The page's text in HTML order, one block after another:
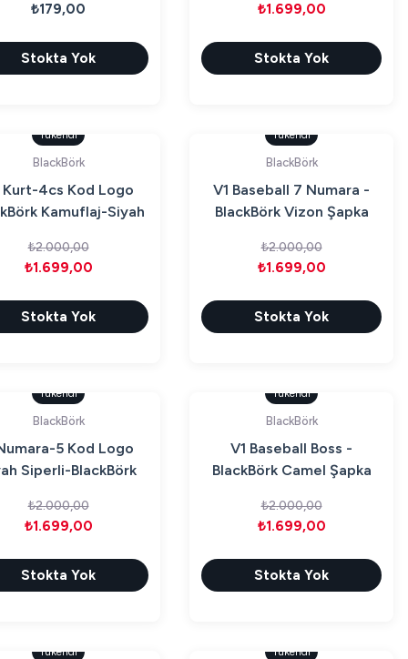
₺179,00
Stokta Yok
₺1.699,00
Stokta Yok
Tükendi
BlackBörk
Kurt-4cs Kod Logo
Kamuflaj-Siyah
₺2.000,00
₺1.699,00
Stokta Yok
Tükendi
BlackBörk
V1 Baseball 7 Numara -
BlackBörk Vizon Şapka
₺2.000,00
₺1.699,00
Stokta Yok
Tükendi
BlackBörk
5 Kod Logo
Siperli-BlackBörk
₺2.000,00
₺1.699,00
Stokta Yok
Tükendi
BlackBörk
V1 Baseball Boss -
BlackBörk Camel Şapka
₺2.000,00
₺1.699,00
Stokta Yok
Tükendi Tükendi